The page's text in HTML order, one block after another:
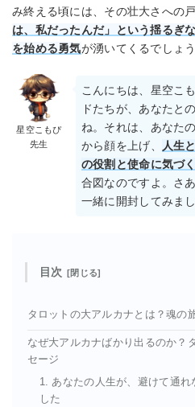
み終える頃には、その壮大さへの
は、私だったんだ」という揺るぎ
を始める勇気が湧いてくるでしょう
星空こもぴ
先生
こんにちは、星空こ
ドたちが、あなたと
ね。それは、あなた
から顔を上げ、
人生
の役割と使命に気づ
合図なのですよ。さ
一緒に開封してみまし
目次
タロットの大アルカナとは？魂の
なぜ大アルカナばかり出るのか？
セージ
1. あなたの人生が、避けて通れ
した